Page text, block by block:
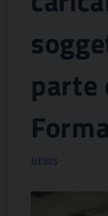
parte
NEWS